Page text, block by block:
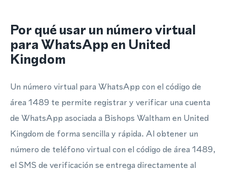
Por qué usar un número virtual
para WhatsApp en United
Kingdom
Un número virtual para WhatsApp con el código de
área 1489 te permite registrar y verificar una cuenta
de WhatsApp asociada a Bishops Waltham en United
Kingdom de forma sencilla y rápida. Al obtener un
número de teléfono virtual con el código de área 1489,
el SMS de verificación se entrega directamente al